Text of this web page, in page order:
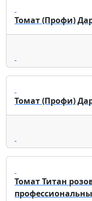
Томат (Профи)
Томат (Профи)
Томат Титан